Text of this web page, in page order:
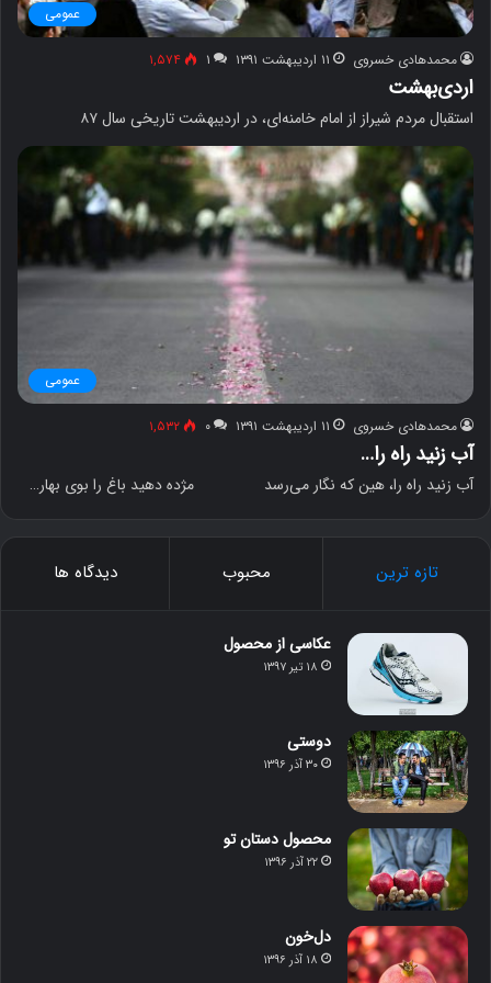
عمومی
محمدهادی خسروی ۱۱ اردیبهشت ۱۳۹۱ ۱ ۱,۵۷۴
اردی‌بهشت
استقبال مردم شیراز از امام خامنه‌ای، در اردیبهشت تاریخی سال ۸۷
عمومی
محمدهادی خسروی ۱۱ اردیبهشت ۱۳۹۱ ۰ ۱,۵۳۲
آب زنید راه را…
آب زنید راه را، هین که نگار می‌رسد مژده دهید باغ را بوی بهار…
تازه ترین محبوب دیدگاه ها
عکاسی از محصول
۱۸ تیر ۱۳۹۷
دوستی
۳۰ آذر ۱۳۹۶
محصول دستان تو
۲۲ آذر ۱۳۹۶
دل‌خون
۱۸ آذر ۱۳۹۶